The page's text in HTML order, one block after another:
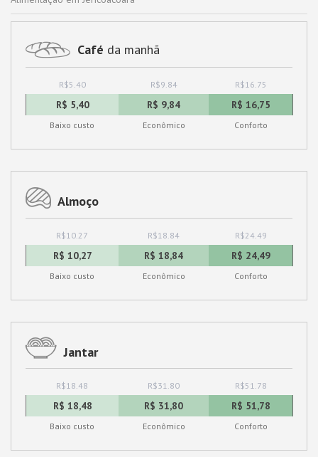
Café da manhã
R$5.40 R$9.84 R$16.75
R$ 5,40 R$ 9,84 R$ 16,75
Baixo custo Econômico Conforto
Almoço
R$10.27 R$18.84 R$24.49
R$ 10,27 R$ 18,84 R$ 24,49
Baixo custo Econômico Conforto
Jantar
R$18.48 R$31.80 R$51.78
R$ 18,48 R$ 31,80 R$ 51,78
Baixo custo Econômico Conforto